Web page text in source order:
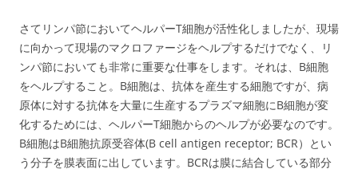
さてリンパ節においてヘルパーT細胞が活性化しましたが、現場
に向かって現場のマクロファージをヘルプするだけでなく、リ
ンパ節においても非常に重要な仕事をします。それは、B細胞
をヘルプすること。B細胞は、抗体を産生する細胞ですが、病
原体に対する抗体を大量に生産するプラズマ細胞にB細胞が変
化するためには、ヘルパーT細胞からのヘルプが必要なのです。
B細胞はB細胞抗原受容体(B cell antigen receptor; BCR）とい
う分子を膜表面に出しています。BCRは膜に結合している部分